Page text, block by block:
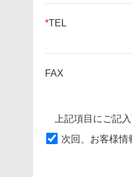
*TEL
FAX
上記項目にご記入
次回、お客様情